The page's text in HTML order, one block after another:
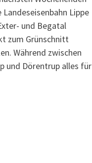
Lippe
und Begatal
zum Grünschnitt
Während zwischen
und Dörentrup alles für